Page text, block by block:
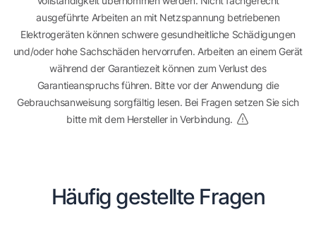
ausgeführte Arbeiten an mit Netzspannung betriebenen
Elektrogeräten können schwere gesundheitliche Schädigungen
und/oder hohe Sachschäden hervorrufen. Arbeiten an einem Gerät
während der Garantiezeit können zum Verlust des
Garantieanspruchs führen. Bitte vor der Anwendung die
Gebrauchsanweisung sorgfältig lesen. Bei Fragen setzen Sie sich
bitte mit dem Hersteller in Verbindung.
Häufig gestellte Fragen